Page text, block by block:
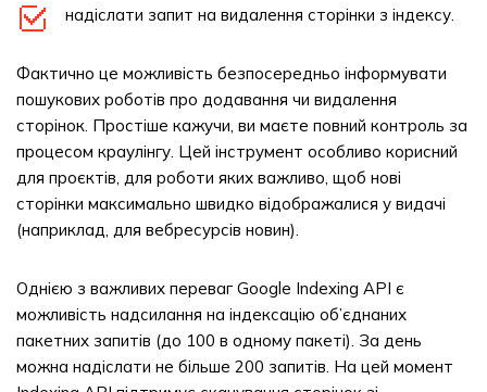
надіслати запит на видалення сторінки з індексу.
Фактично це можливість безпосередньо інформувати
пошукових роботів про додавання чи видалення
сторінок. Простіше кажучи, ви маєте повний контроль за
процесом краулінгу. Цей інструмент особливо корисний
для проєктів, для роботи яких важливо, щоб нові
сторінки максимально швидко відображалися у видачі
(наприклад, для вебресурсів новин).
Однією з важливих переваг Google Indexing API є
можливість надсилання на індексацію об’єднаних
пакетних запитів (до 100 в одному пакеті). За день
можна надіслати не більше 200 запитів. На цей момент